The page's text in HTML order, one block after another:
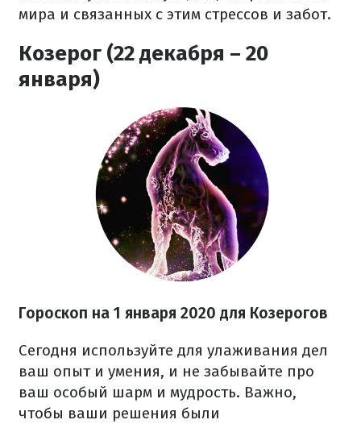
мира и связанных с этим стрессов и забот.
Козерог (22 декабря – 20
января)
Гороскоп на 1 января 2020 для Козерогов
Сегодня используйте для улаживания дел
ваш опыт и умения, и не забывайте про
ваш особый шарм и мудрость. Важно,
чтобы ваши решения были